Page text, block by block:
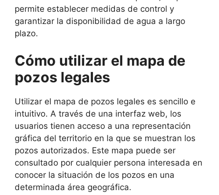
permite establecer medidas de control y
garantizar la disponibilidad de agua a largo
plazo.
Cómo utilizar el mapa de
pozos legales
Utilizar el mapa de pozos legales es sencillo e
intuitivo. A través de una interfaz web, los
usuarios tienen acceso a una representación
gráfica del territorio en la que se muestran los
pozos autorizados. Este mapa puede ser
consultado por cualquier persona interesada en
conocer la situación de los pozos en una
determinada área geográfica.